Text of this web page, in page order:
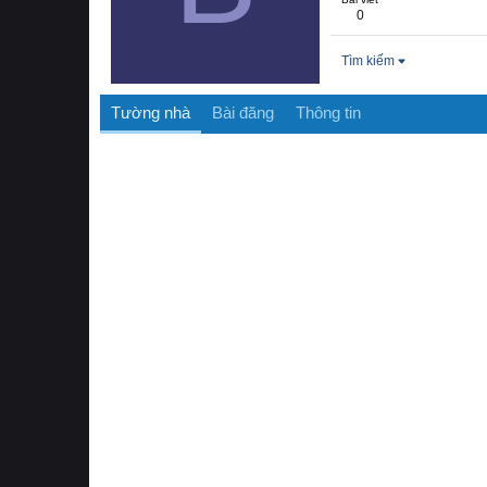
0
Tìm kiếm
Tường nhà Bài đăng Thông tin